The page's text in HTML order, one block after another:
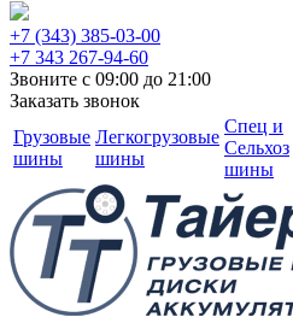
+7 (343) 385-03-00
+7 343 267-94-60
Звоните с 09:00 до 21:00
Заказать звонок
Грузовые
шины
Легкогрузовые
шины
Спец и
Сельхоз
шины